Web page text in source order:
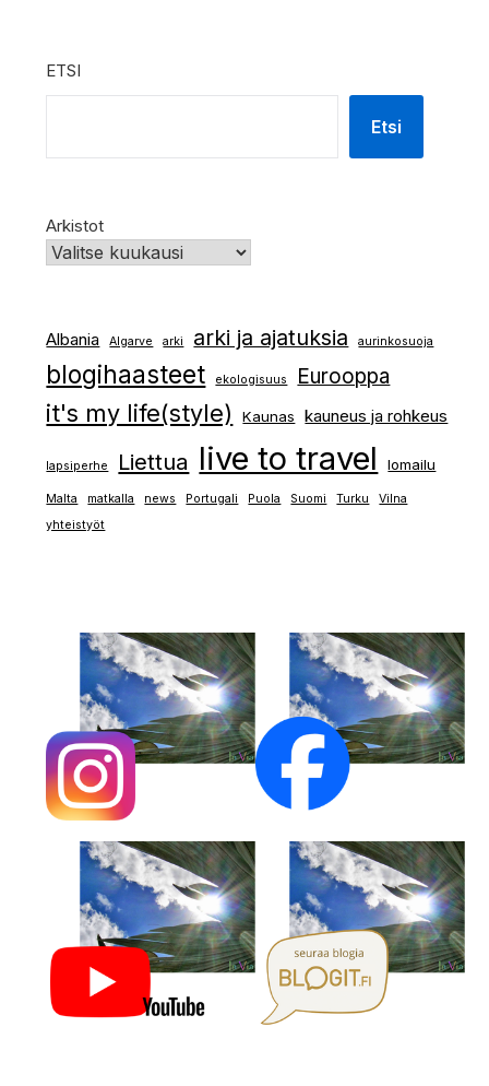
ETSI
Etsi
Arkistot
Albania Algarve arki arki ja ajatuksia aurinkosuoja
blogihaasteet ekologisuus Eurooppa
it's my life(style) Kaunas kauneus ja rohkeus
lapsiperhe Liettua live to travel lomailu
Malta matkalla news Portugali Puola Suomi Turku
Vilna
yhteistyöt